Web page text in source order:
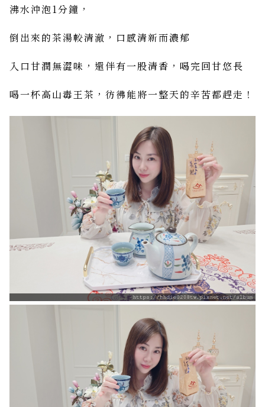
沸水沖泡1分鐘，
倒出來的茶湯較清澈，口感清新而濃郁
入口甘潤無澀味，還伴有一股清香，喝完回甘悠長
喝一杯高山毒王茶，彷彿能將一整天的辛苦都趕走！